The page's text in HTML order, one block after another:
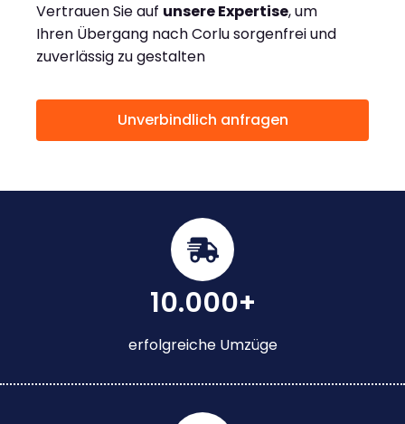
Vertrauen Sie auf unsere Expertise, um
Ihren Übergang nach Corlu sorgenfrei und
zuverlässig zu gestalten
Unverbindlich anfragen
10.000+
erfolgreiche Umzüge